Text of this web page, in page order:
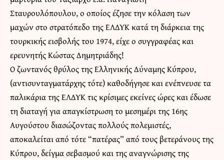
Σταυρουλόπουλου, ο οποίος έζησε την κόλαση των
μαχών στο στρατόπεδο της ΕΛΔΥΚ κατά τη διάρκεια της
τουρκικής εισβολής του 1974, είχε ο συγγραφέας και
ερευνητής Κώστας Δημητριάδης!
Ο ζωντανός θρύλος της Ελληνικής Δύναμης Κύπρου,
(αντισυνταγματάρχης τότε) καθοδήγησε και ενέπνευσε τα
παλικάρια της ΕΛΔΥΚ τις κρίσιμες εκείνες ώρες και έδωσε
τη διαταγή για απαγκίστρωση το μεσημέρι της 16ης
Αυγούστου διασώζοντας πολλούς πολεμιστές,
αποκαλείται από τότε “πατέρας” από τους βετεράνους της
Κύπρου, δείγμα σεβασμού και της αναγνώρισης της